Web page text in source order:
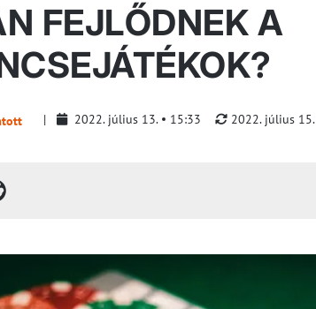
FEJLŐDNEK A
2022. július 13. 15:33 2022. július 15.